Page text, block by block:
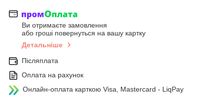
Ви отримаєте замовлення
або гроші повернуться на вашу картку
Детальніше
Післяплата
Оплата на рахунок
Онлайн-оплата карткою Visa, Mastercard - LiqPay